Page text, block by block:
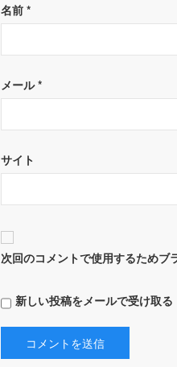
名前 *
メール*
サイト
次回のコメントで使用するためブ
新しい投稿をメールで受け取る